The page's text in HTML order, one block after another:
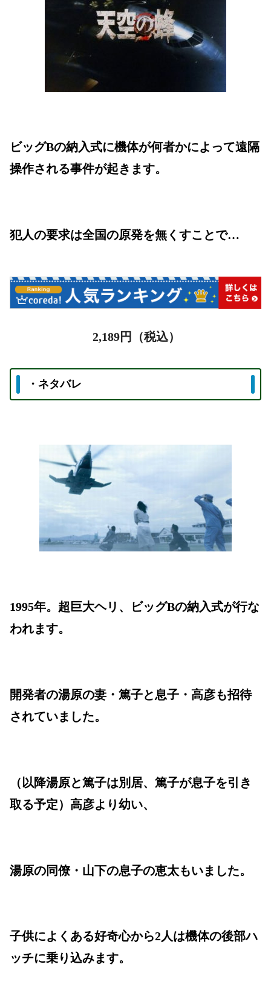
ビッグBの納入式に機体が何者かによって遠隔
操作される事件が起きます。
犯人の要求は全国の原発を無くすことで…
2,189円（税込）
・ネタバレ
1995年。超巨大ヘリ、ビッグBの納入式が行な
われます。
開発者の湯原の妻・篤子と息子・高彦も招待
されていました。
（以降湯原と篤子は別居、篤子が息子を引き
取る予定）高彦より幼い、
湯原の同僚・山下の息子の恵太もいました。
子供によくある好奇心から2人は機体の後部ハ
ッチに乗り込みます。